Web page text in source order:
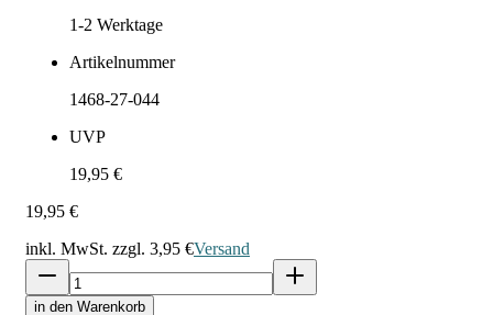
1-2 Werktage
Artikelnummer
1468-27-044
UVP
19,95 €
19,95 €
inkl. MwSt. zzgl. 3,95 €Versand
in den Warenkorb